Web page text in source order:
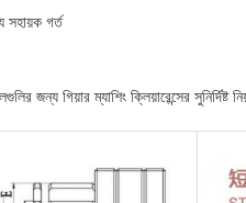
সহায়ক গর্ত
জন্য গিয়ার ম্যাশিং ক্লিয়ারেন্সের সুনির্দিষ্ট